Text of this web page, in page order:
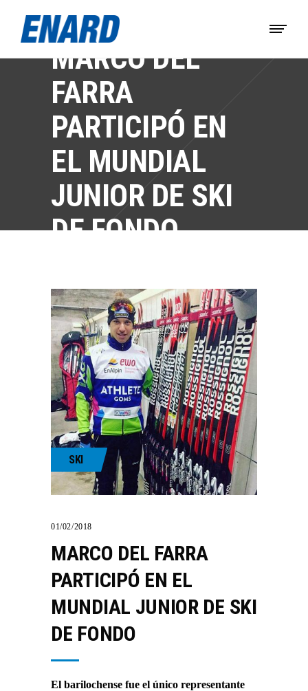
MARCO DEL
FARRA
PARTICIPÓ EN
EL MUNDIAL
JUNIOR DE SKI
DE FONDO
SKI
01/02/2018
MARCO DEL FARRA
PARTICIPÓ EN EL
MUNDIAL JUNIOR DE SKI
DE FONDO
El barilochense fue el único representante